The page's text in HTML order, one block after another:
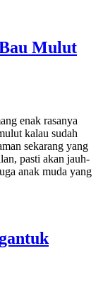
Mulut
enak rasanya
kalau sudah
sekarang yang
pasti akan jauh-
anak muda yang